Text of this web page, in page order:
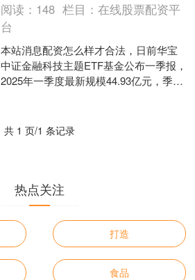
阅读： 148 栏目：在线股票配资平
台
本站消息配资怎么样才合法，日前华宝
中证金融科技主题ETF基金公布一季报，
2025年一季度最新规模44.93亿元，季度
共 1 页/1 条记录
热点关注
打造
食品